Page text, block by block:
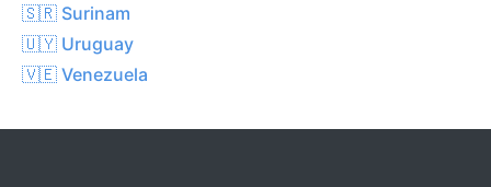
🇸🇷 Surinam
🇺🇾 Uruguay
🇻🇪 Venezuela